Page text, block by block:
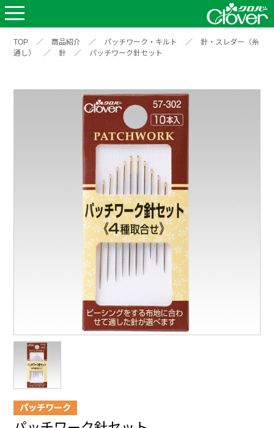
TOP ／ 商品紹介 ／ パッチワーク・キルト ／
針・スレダー（糸
通し）
／ 針 ／ パッチワーク針セット
パッチワーク